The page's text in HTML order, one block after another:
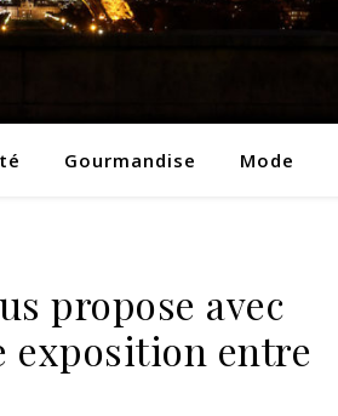
Gourmandise Mode
propose avec
exposition entre